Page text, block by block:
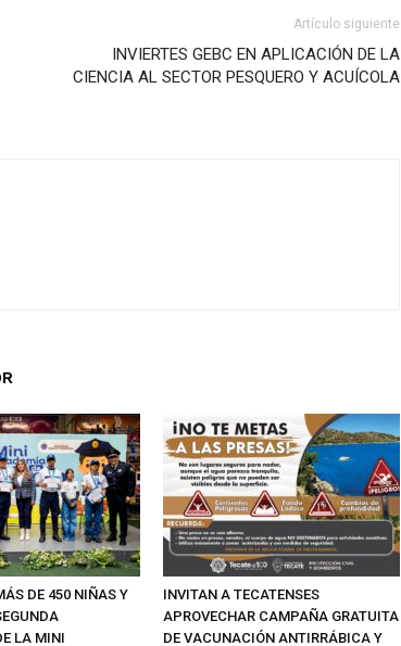
Artículo siguiente
INVIERTES GEBC EN APLICACIÓN DE LA
CIENCIA AL SECTOR PESQUERO Y ACUÍCOLA
DE 450 NIÑAS Y
LA MINI
INVITAN A TECATENSES
APROVECHAR CAMPAÑA GRATUITA
DE VACUNACIÓN ANTIRRÁBICA Y